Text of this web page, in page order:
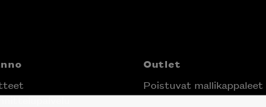
Outlet
Poistuvat mallikappaleet